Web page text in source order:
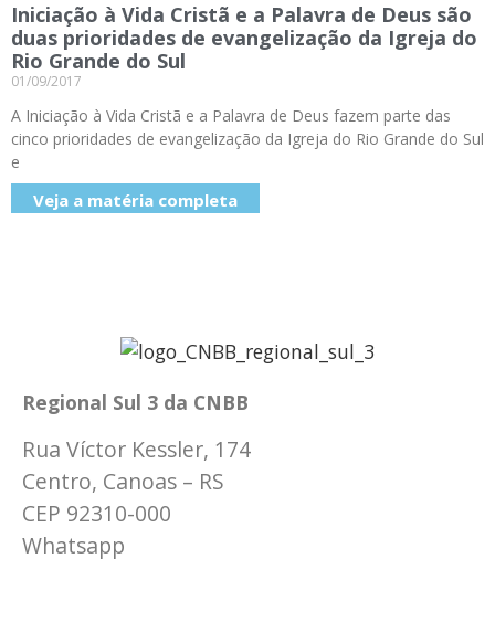
Iniciação à Vida Cristã e a Palavra de Deus são
duas prioridades de evangelização da Igreja do
Rio Grande do Sul
01/09/2017
A Iniciação à Vida Cristã e a Palavra de Deus fazem parte das
cinco prioridades de evangelização da Igreja do Rio Grande do Sul
e
Veja a matéria completa
Regional Sul 3 da CNBB
Rua Víctor Kessler, 174
Centro, Canoas – RS
CEP 92310-000
Whatsapp